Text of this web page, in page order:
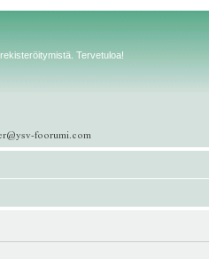
Tervetuloa!